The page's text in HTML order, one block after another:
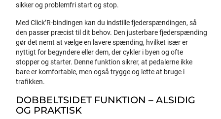
sikker og problemfri start og stop.
Med Click’R-bindingen kan du indstille fjederspændingen, så
den passer præcist til dit behov. Den justerbare fjederspænding
gør det nemt at vælge en lavere spænding, hvilket især er
nyttigt for begyndere eller dem, der cykler i byen og ofte
stopper og starter. Denne funktion sikrer, at pedalerne ikke
bare er komfortable, men også trygge og lette at bruge i
trafikken.
DOBBELTSIDET FUNKTION – ALSIDIG
OG PRAKTISK